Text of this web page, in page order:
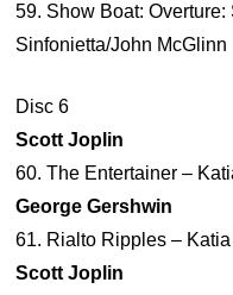
59. Show Boat:
Sinfonietta/John McGlinn
Disc 6
Scott Joplin
60. The Entertainer –
George Gershwin
61. Rialto Ripples –
Scott Joplin